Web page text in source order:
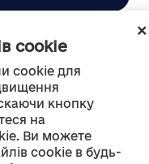
cookie
cookie для
кнопку
на
Ви можете
cookie в будь-
для участі в
для всіх”